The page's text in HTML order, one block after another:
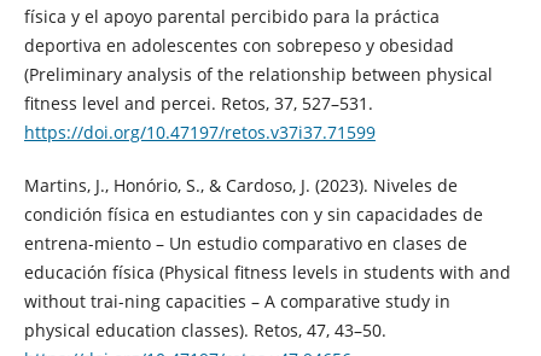
física y el apoyo parental percibido para la práctica
deportiva en adolescentes con sobrepeso y obesidad
(Preliminary analysis of the relationship between physical
fitness level and percei. Retos, 37, 527–531.
https://doi.org/10.47197/retos.v37i37.71599
Martins, J., Honório, S., & Cardoso, J. (2023). Niveles de
condición física en estudiantes con y sin capacidades de
entrena-miento – Un estudio comparativo en clases de
educación física (Physical fitness levels in students with and
without trai-ning capacities – A comparative study in
physical education classes). Retos, 47, 43–50.